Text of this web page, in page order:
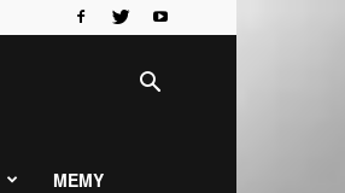
MEMY